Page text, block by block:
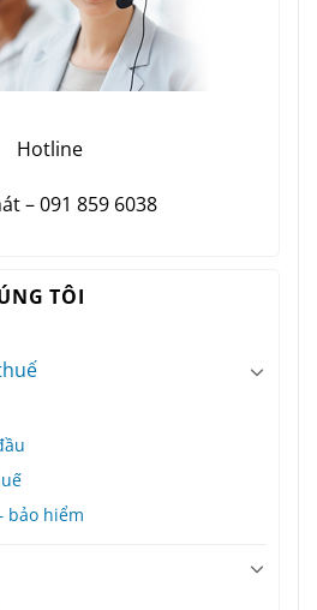
Hotline
– 091 859 6038
TÔI
bảo hiểm